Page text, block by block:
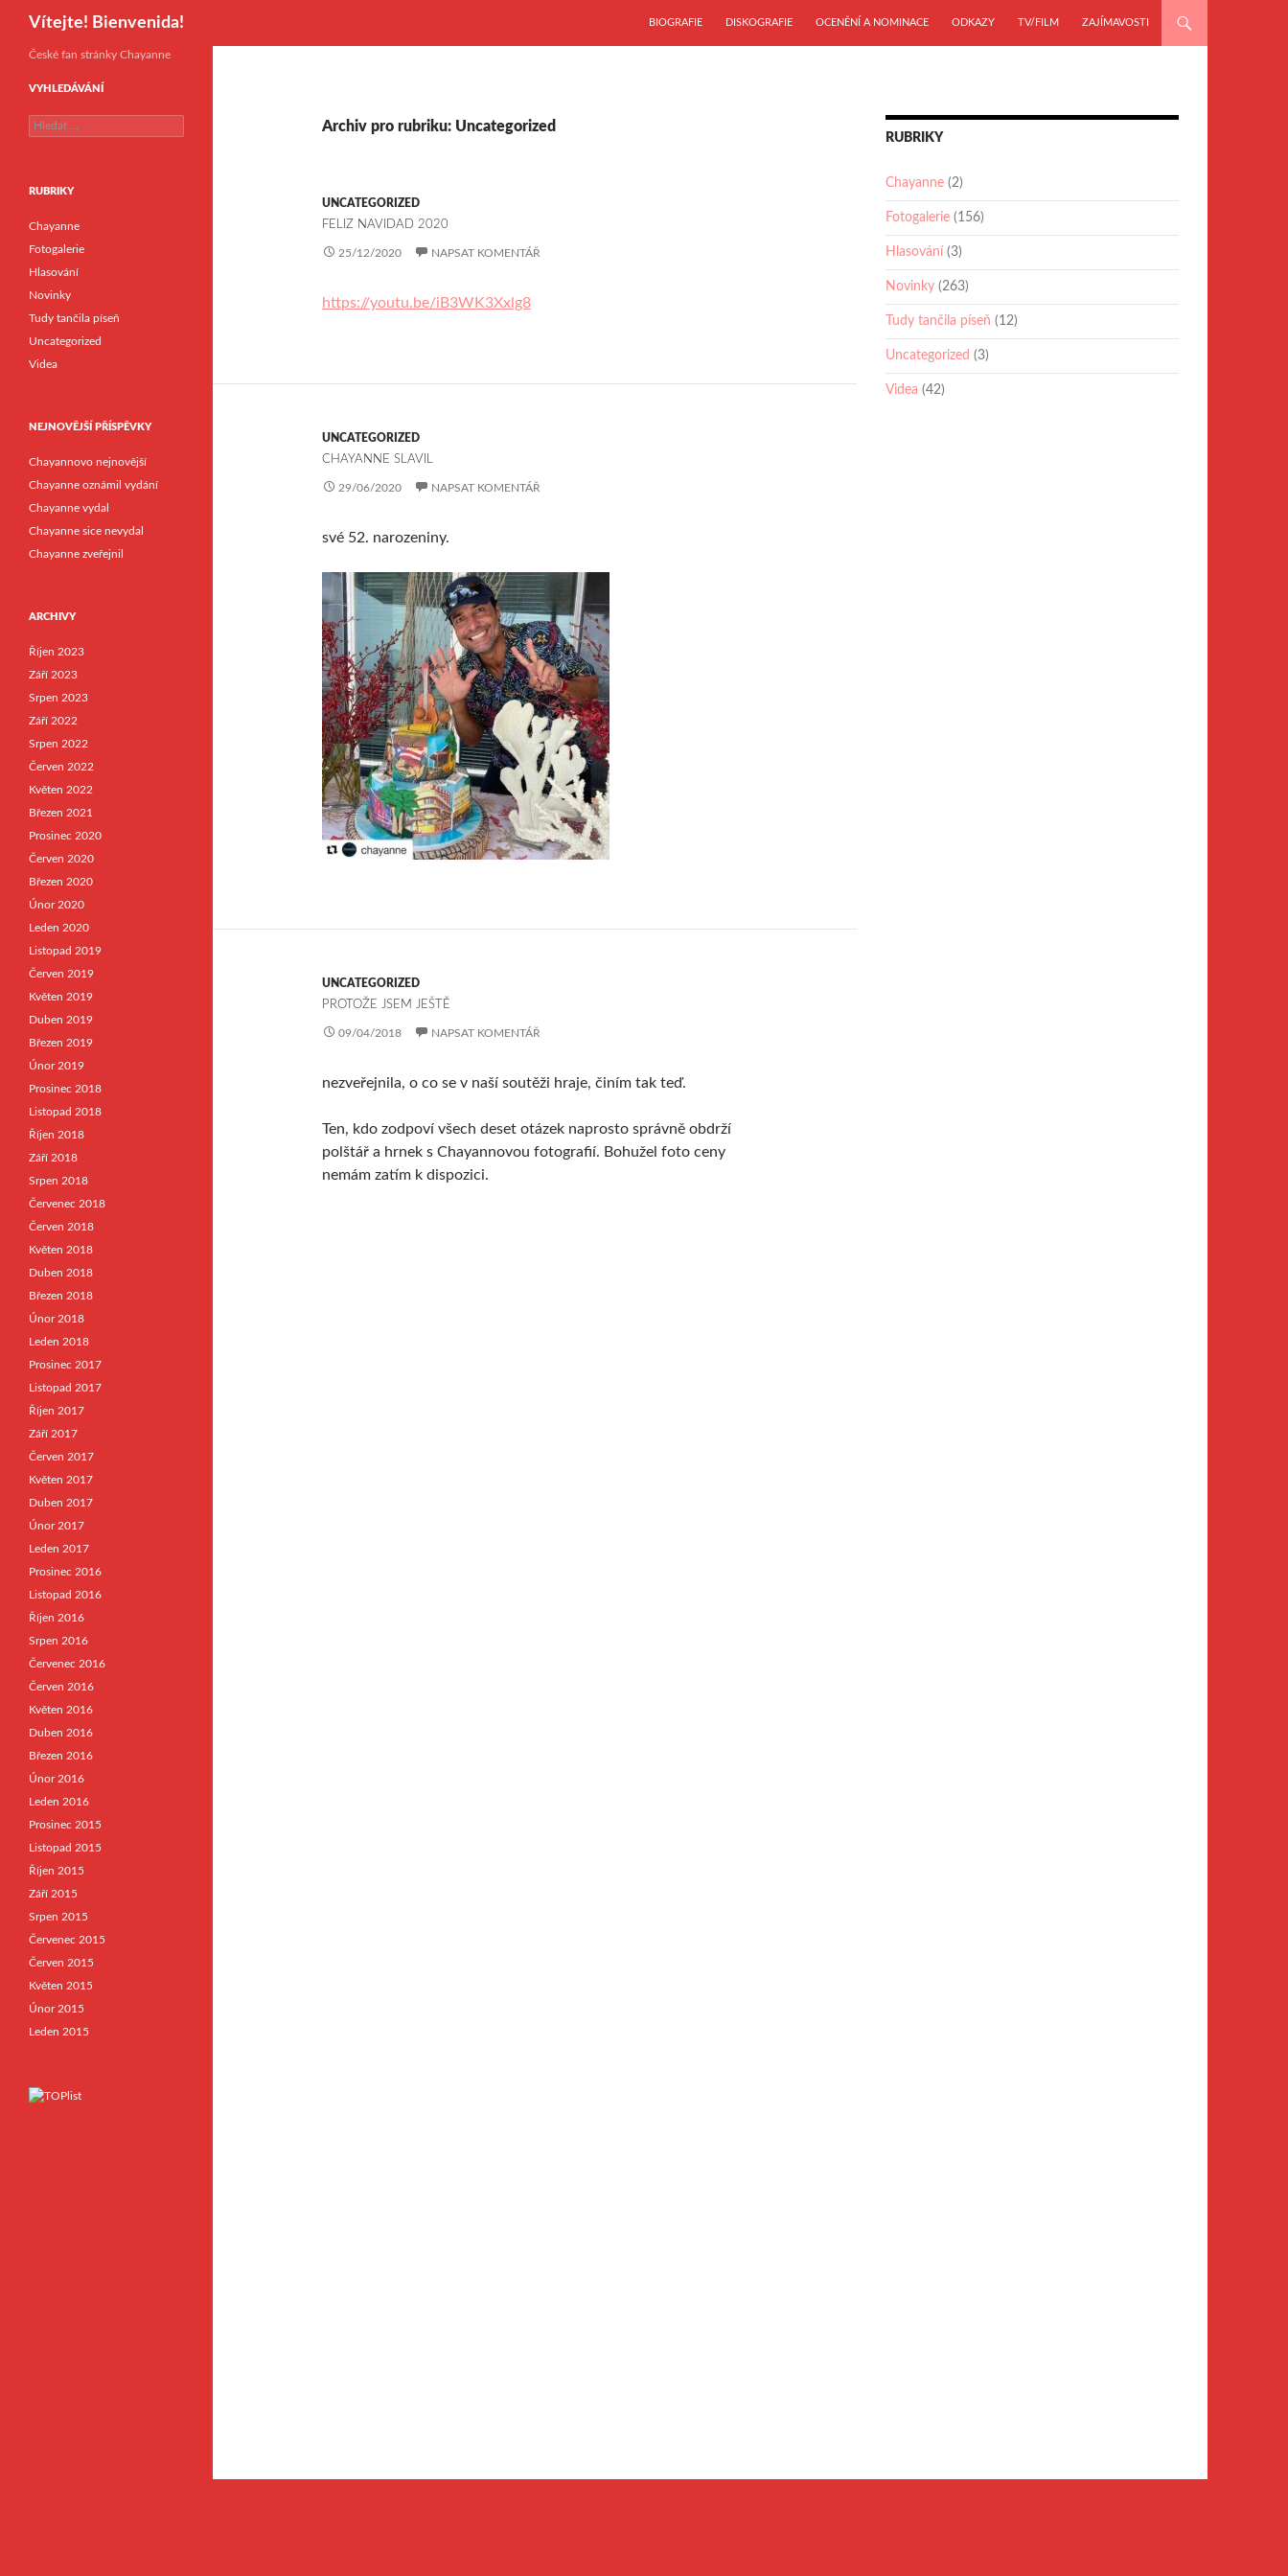
Vítejte! Bienvenida!
BIOGRAFIE
DISKOGRAFIE OCENĚNÍ A NOMINACE ODKAZY TV/FILM ZAJÍMAVOSTI
Archiv pro rubriku: Uncategorized
UNCATEGORIZED
FELIZ NAVIDAD 2020
25/12/2020 NAPSAT KOMENTÁŘ
https://youtu.be/iB3WK3Xxlg8
UNCATEGORIZED
CHAYANNE SLAVIL
29/06/2020 NAPSAT KOMENTÁŘ
své 52. narozeniny.
UNCATEGORIZED
PROTOŽE JSEM JEŠTĚ
09/04/2018 NAPSAT KOMENTÁŘ
nezveřejnila, o co se v naší soutěži hraje, činím tak teď.
Ten, kdo zodpoví všech deset otázek naprosto správně obdrží
polštář a hrnek s Chayannovou fotografií. Bohužel foto ceny
nemám zatím k dispozici.
RUBRIKY
Chayanne (2)
Fotogalerie (156)
Hlasování (3)
Novinky (263)
Tudy tančila píseň (12)
Uncategorized (3)
Videa (42)
České fan stránky Chayanne
VYHLEDÁVÁNÍ
V
y
e
á
v
n
í
RUBRIKY
Chayanne
Fotogalerie
Hlasování
Novinky
Tudy tančila píseň
Uncategorized
Videa
NEJNOVĚJŠÍ PŘÍSPĚVKY
Chayannovo nejnovější
Chayanne oznámil vydání
Chayanne vydal
Chayanne sice nevydal
Chayanne zveřejnil
ARCHIVY
Říjen 2023
Září 2023
Srpen 2023
Září 2022
Srpen 2022
Červen 2022
Květen 2022
Březen 2021
Prosinec 2020
Červen 2020
Březen 2020
Únor 2020
Leden 2020
Listopad 2019
Červen 2019
Květen 2019
Duben 2019
Březen 2019
Únor 2019
Prosinec 2018
Listopad 2018
Říjen 2018
Září 2018
Srpen 2018
Červenec 2018
Červen 2018
Květen 2018
Duben 2018
Březen 2018
Únor 2018
Leden 2018
Prosinec 2017
Listopad 2017
Říjen 2017
Září 2017
Červen 2017
Květen 2017
Duben 2017
Únor 2017
Leden 2017
Prosinec 2016
Listopad 2016
Říjen 2016
Srpen 2016
Červenec 2016
Červen 2016
Květen 2016
Duben 2016
Březen 2016
Únor 2016
Leden 2016
Prosinec 2015
Listopad 2015
Říjen 2015
Září 2015
Srpen 2015
Červenec 2015
Červen 2015
Květen 2015
Únor 2015
Leden 2015